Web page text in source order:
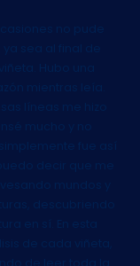
no pude
sea al final de
Hubo una
mientras leía.
líneas me hizo
mucho y no
fue así
decir que me
mundos y
descubriendo
en sí. En esta
de cada viñeta,
de leer toda la